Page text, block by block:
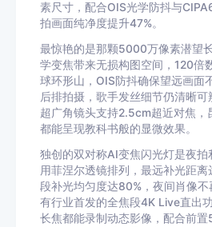
素尺寸，配合OIS光学防抖与
拍画面纯净度提升47%。
最惊艳的是那颗5000万像素潜
学变焦带来无损构图空间，120倍
球环形山，OIS防抖确保望远画面
后排拍摄，歌手发丝细节仍清晰可
超广角镜头支持2.5cm超近对焦，
都能呈现教科书般的显微效果。
独创的双对称AI变焦闪光灯是夜拍
用菲涅尔透镜排列，最远补光距
段补光均匀度达80%，夜间肖像
有行业首发的全焦段4K Live直出
长焦都能录制动态影像，配合前